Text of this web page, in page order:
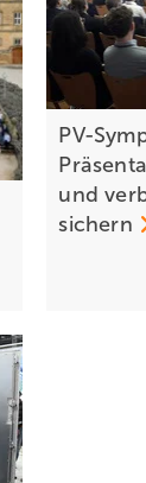
PV-
und
sichern